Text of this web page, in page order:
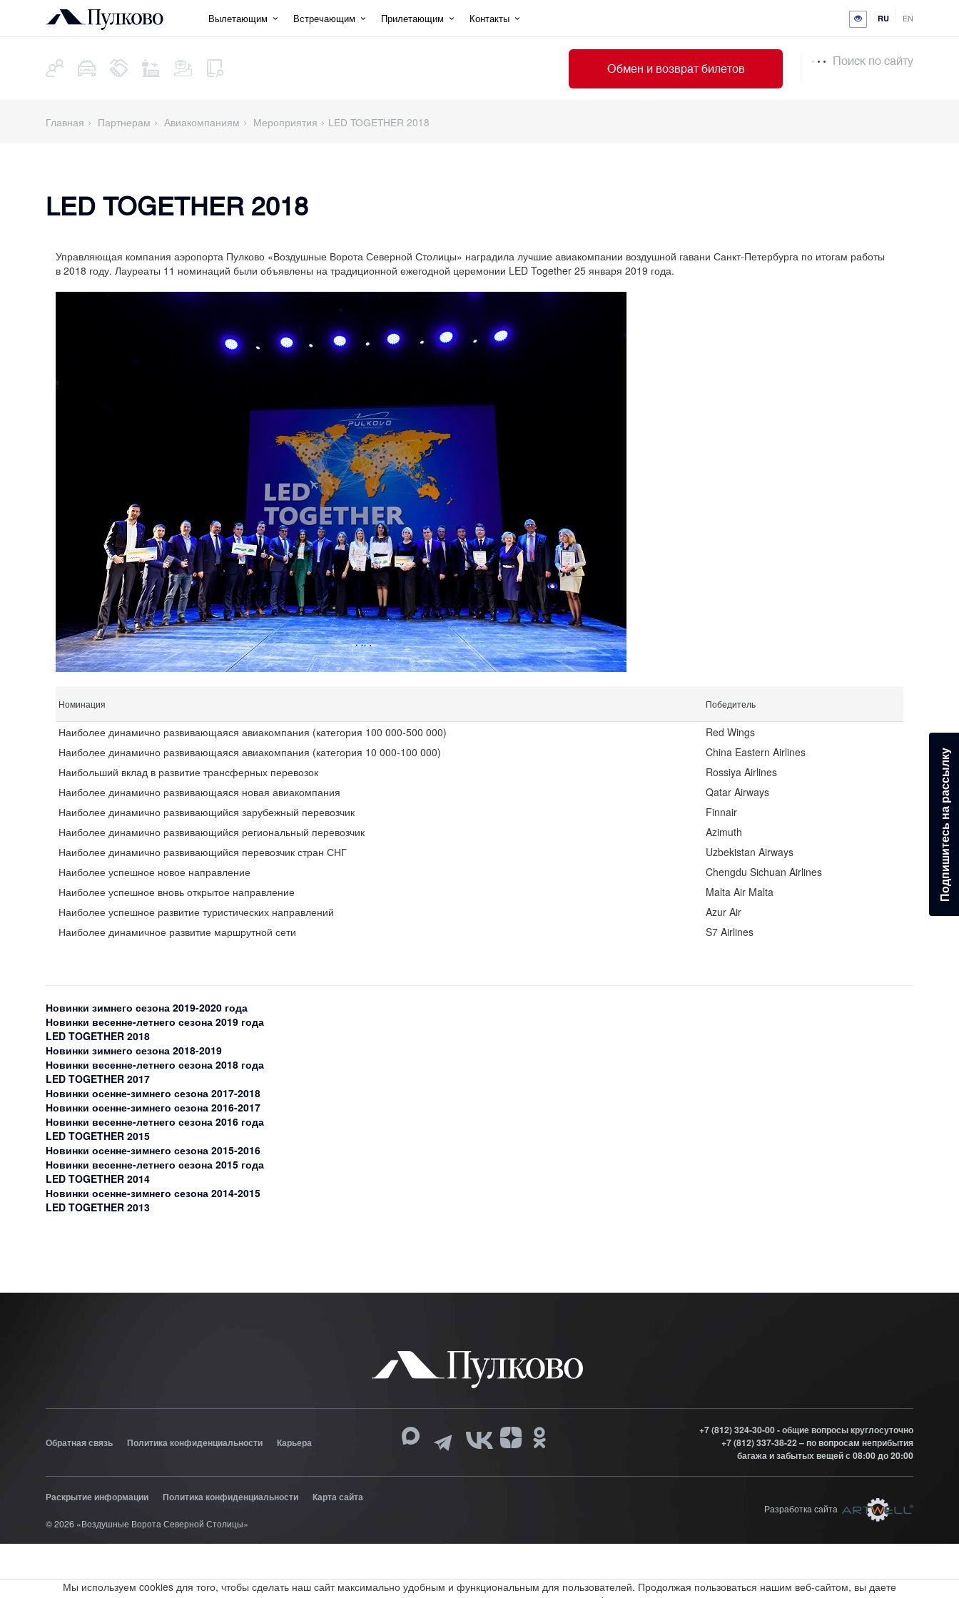
Вылетающим Встречающим Прилетающим Контакты RU EN
Обмен и возврат билетов
Поиск по сайту
Главная Партнерам Авиакомпаниям Мероприятия LED TOGETHER 2018
LED TOGETHER 2018
Управляющая компания аэропорта Пулково «Воздушные Ворота Северной Столицы» наградила лучшие авиакомпании воздушной гавани Санкт-Петербурга по итогам работы
в 2018 году. Лауреаты 11 номинаций были объявлены на традиционной ежегодной церемонии LED Together 25 января 2019 года.
Номинация Победитель
Наиболее динамично развивающаяся авиакомпания (категория 100 000-500 000)
Red Wings
Наиболее динамично развивающаяся авиакомпания (категория 10 000-100 000)
China Eastern Airlines
Наибольший вклад в развитие трансферных перевозок
Rossiya Airlines
Наиболее динамично развивающаяся новая авиакомпания
Qatar Airways
Наиболее динамично развивающийся зарубежный перевозчик
Finnair
Наиболее динамично развивающийся региональный перевозчик
Azimuth
Наиболее динамично развивающийся перевозчик стран СНГ
Uzbekistan Airways
Наиболее успешное новое направление
Chengdu Sichuan Airlines
Наиболее успешное вновь открытое направление
Malta Air Malta
Наиболее успешное развитие туристических направлений
Azur Air
Наиболее динамичное развитие маршрутной сети
S7 Airlines
Новинки зимнего сезона 2019-2020 года
Новинки весенне-летнего сезона 2019 года
LED TOGETHER 2018
Новинки зимнего сезона 2018-2019
Новинки весенне-летнего сезона 2018 года
LED TOGETHER 2017
Новинки осенне-зимнего сезона 2017-2018
Новинки осенне-зимнего сезона 2016-2017
Новинки весенне-летнего сезона 2016 года
LED TOGETHER 2015
Новинки осенне-зимнего сезона 2015-2016
Новинки весенне-летнего сезона 2015 года
LED TOGETHER 2014
Новинки осенне-зимнего сезона 2014-2015
LED TOGETHER 2013
Обратная связь Политика конфиденциальности Карьера
+7 (812) 324-30-00 - общие вопросы круглосуточно
+7 (812) 337-38-22 – по вопросам неприбытия
багажа и забытых вещей с 08:00 до 20:00
Раскрытие информации Политика конфиденциальности Карта сайта
© 2026 «Воздушные Ворота Северной Столицы»
Разработка сайта
Подпишитесь на рассылку
Мы используем cookies для того, чтобы сделать наш сайт максимально удобным и функциональным для пользователей. Продолжая пользоваться нашим веб-сайтом, вы даете